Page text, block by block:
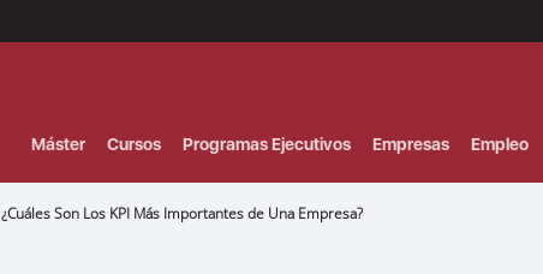
Máster Cursos Programas Ejecutivos Empresas Empleo
¿Cuáles Son Los KPI Más Importantes de Una Empresa?